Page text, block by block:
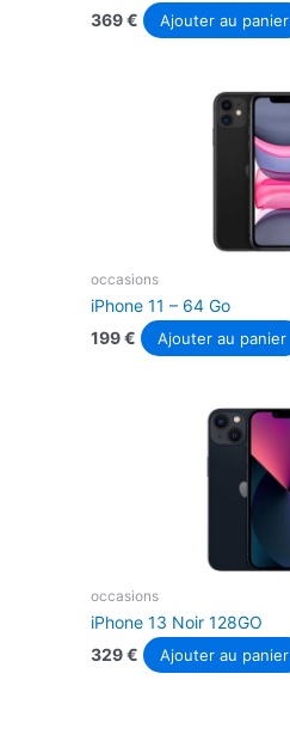
369€ Ajouter au panier
occasions
iPhone 11 – 64 Go
199€ Ajouter au panier
occasions
iPhone 13 Noir 128GO
329€ Ajouter au panier